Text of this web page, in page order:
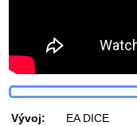
Vývoj: EA DICE